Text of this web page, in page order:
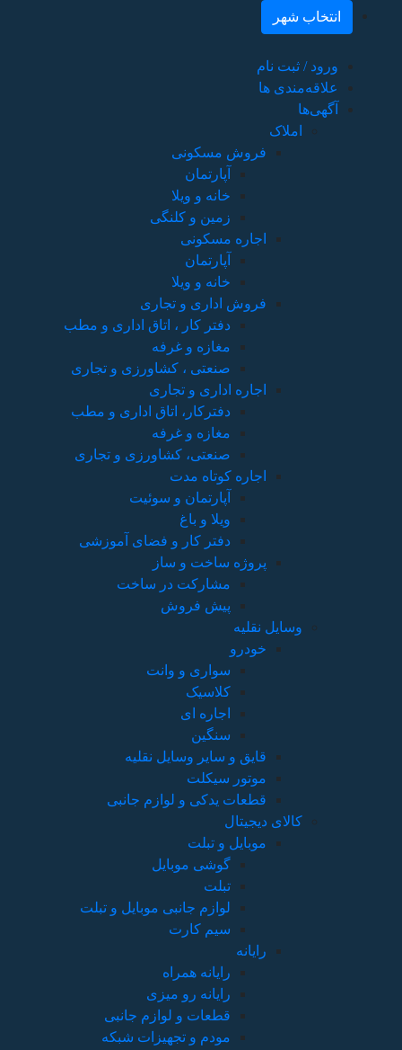
انتخاب شهر
ورود / ثبت نام
علاقه‌مندی ها
آگهی‌ها
املاک
فروش مسکونی
آپارتمان
خانه و ویلا
زمین و کلنگی
اجاره مسکونی
آپارتمان
خانه و ویلا
فروش اداری و تجاری
دفتر کار ، اتاق اداری و مطب
مغازه و غرفه
صنعتی ، کشاورزی و تجاری
اجاره اداری و تجاری
دفترکار، اتاق اداری و مطب
مغازه و غرفه
صنعتی، کشاورزی و تجاری
اجاره کوتاه مدت
آپارتمان و سوئیت
ویلا و باغ
دفتر کار و فضای آموزشی
پروژه ساخت و ساز
مشارکت در ساخت
پیش فروش
وسایل نقلیه
خودرو
سواری و وانت
کلاسیک
اجاره ای
سنگین
قایق و سایر وسایل نقلیه
موتور سیکلت
قطعات یدکی و لوازم جانبی
کالای دیجیتال
موبایل و تبلت
گوشی موبایل
تبلت
لوازم جانبی موبایل و تبلت
سیم کارت
رایانه
رایانه همراه
رایانه رو میزی
قطعات و لوازم جانبی
مودم و تجهیزات شبکه